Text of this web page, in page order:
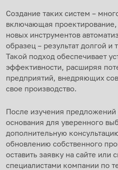
Создание таких систем –
включающая
новых инструментов
образец – результат долгой и
Такой подход обеспечивает
эффективности, расширяя
предприятий, внедряющих
свое производство.
После изучения предложений
основания для уверенного
дополнительную
обновлению собственного
оставить заявку на сайте или
специалистами компании по